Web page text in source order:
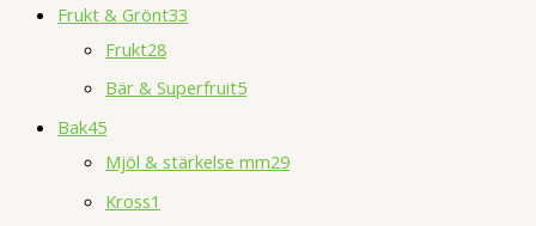
Frukt & Grönt33
Frukt28
Bär & Superfruit5
Bak45
Mjöl & stärkelse mm29
Kross1